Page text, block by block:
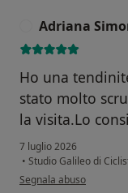
Adriana
Ho una
stato molto
la visita.Lo
7 luglio 2026
• Studio Galileo di
secondo l'opinione
Segnala abuso